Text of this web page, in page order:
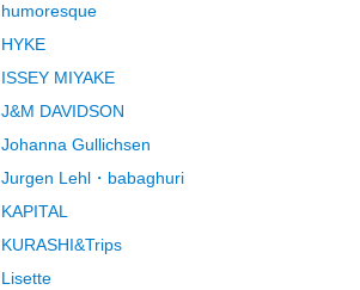
humoresque
HYKE
ISSEY MIYAKE
J&M DAVIDSON
Johanna Gullichsen
Jurgen Lehl・babaghuri
KAPITAL
KURASHI&Trips
Lisette